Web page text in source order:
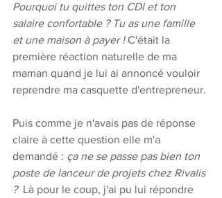
Pourquoi tu quittes ton CDI et ton
salaire confortable ? Tu as une famille
et une maison à payer ! C'était la
première réaction naturelle de ma
maman quand je lui ai annoncé vouloir
reprendre ma casquette d'entrepreneur.
Puis comme je n'avais pas de réponse
claire à cette question elle m'a
demandé : ça ne se passe pas bien ton
poste de lanceur de projets chez Rivalis
? Là pour le coup, j'ai pu lui répondre